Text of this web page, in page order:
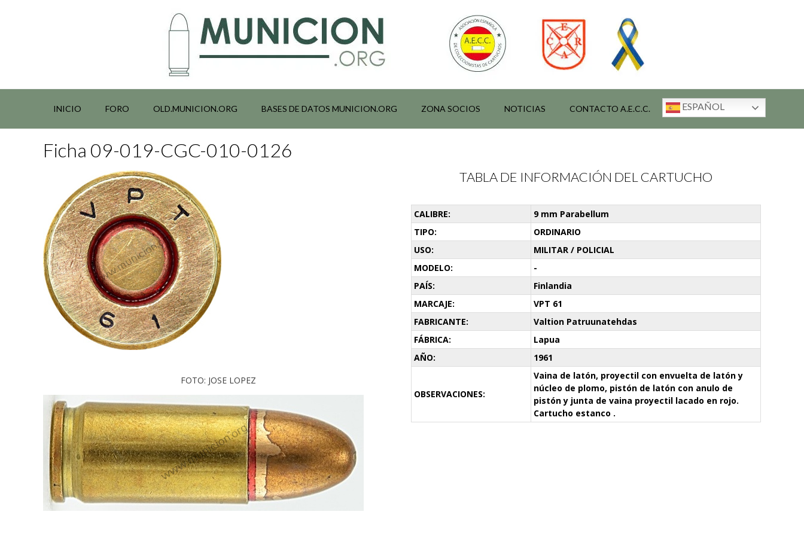
INICIO FORO OLD.MUNICION.ORG BASES DE DATOS MUNICION.ORG ZONA SOCIOS NOTICIAS CONTACTO A.E.C.C. ESPAÑOL
Ficha 09-019-CGC-010-0126
FOTO: JOSE LOPEZ
TABLA DE INFORMACIÓN DEL CARTUCHO
CALIBRE:
9 mm Parabellum
TIPO:
ORDINARIO
USO:
MILITAR / POLICIAL
MODELO:
-
PAÍS:
Finlandia
MARCAJE:
VPT 61
FABRICANTE:
Valtion Patruunatehdas
FÁBRICA:
Lapua
AÑO:
1961
OBSERVACIONES:
Vaina de latón, proyectil con envuelta de latón y
núcleo de plomo, pistón de latón con anulo de
pistón y junta de vaina proyectil lacado en rojo.
Cartucho estanco .